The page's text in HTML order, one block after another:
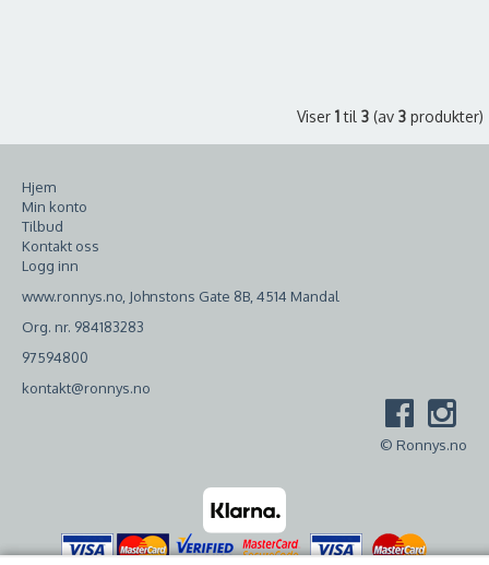
Viser 1til 3 (av 3 produkter)
Hjem
Min konto
Tilbud
Kontakt oss
Logg inn
www.ronnys.no, Johnstons Gate 8B, 4514 Mandal
Org. nr. 984183283
97594800
kontakt@ronnys.no
© Ronnys.no